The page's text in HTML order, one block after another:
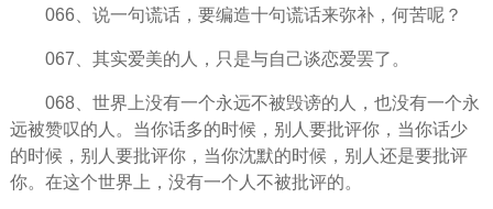
066、说一句谎话，要编造十句谎话来弥补，何苦呢？
067、其实爱美的人，只是与自己谈恋爱罢了。
068、世界上没有一个永远不被毁谤的人，也没有一个永
远被赞叹的人。当你话多的时候，别人要批评你，当你话少
的时候，别人要批评你，当你沈默的时候，别人还是要批评
你。在这个世界上，没有一个人不被批评的。